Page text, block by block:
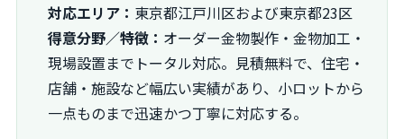
対応エリア： 東京都江戸川区および東京都23区
得意分野／特徴： オーダー金物製作・金物加工・
現場設置までトータル対応。見積無料で、住宅・
店舗・施設など幅広い実績があり、小ロットから
一点ものまで迅速かつ丁寧に対応する。